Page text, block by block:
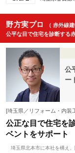
野方実プロ
（ 赤外線
公平な目で住宅を診断する
公
ー
[埼玉県／リフォーム・内装
公正な目で住宅を
ベントをサポート
埼玉県北本市に本社を構え